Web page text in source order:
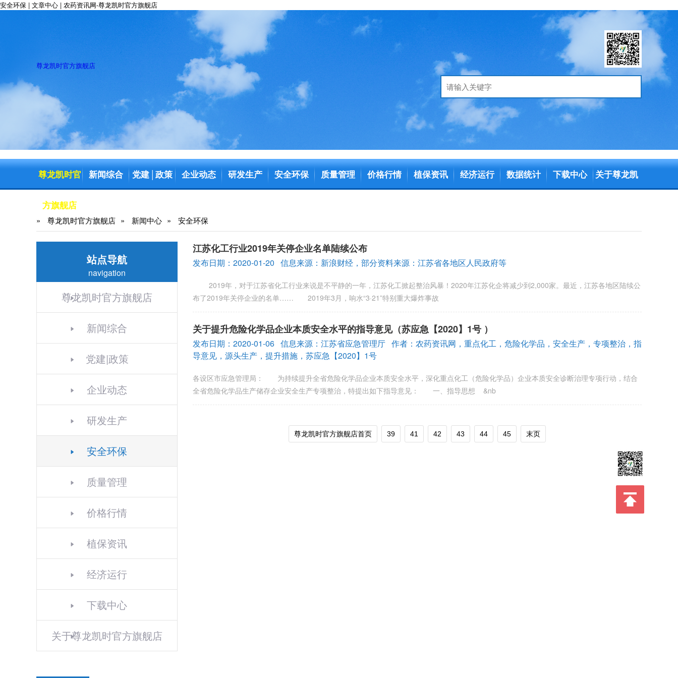
安全环保 | 文章中心 | 农药资讯网-尊龙凯时官方旗舰店
尊龙凯时官方旗舰店
尊龙凯时官
方旗舰店
新闻综合 党建 政策 企业动态 研发生产 安全环保 质量管理 价格行情 植保资讯 经济运行 数据统计 下载中心 关于尊龙凯
店
» 尊龙凯时官方旗舰店 » 新闻中心 » 安全环保
站点导航
navigation
尊龙凯时官方旗舰店
新闻综合
党建|政策
企业动态
研发生产
安全环保
质量管理
价格行情
植保资讯
经济运行
下载中心
关于尊龙凯时官方旗舰店
江苏化工行业2019年关停企业名单陆续公布
发布日期：2020-01-20 信息来源：新浪财经，部分资料来源：江苏省各地区人民政府等
2019年，对于江苏省化工行业来说是不平静的一年，江苏化工掀起整治风暴！2020年江苏化企将减少到2,000家。最近，江苏各地区陆续公
布了2019年关停企业的名单…… 2019年3月，响水“3·21”特别重大爆炸事故
关于提升危险化学品企业本质安全水平的指导意见（苏应急【2020】1号 ）
发布日期：2020-01-06 信息来源：江苏省应急管理厅 作者：农药资讯网，重点化工，危险化学品，安全生产，专项整治，指
导意见，源头生产，提升措施，苏应急【2020】1号
各设区市应急管理局： 为持续提升全省危险化学品企业本质安全水平，深化重点化工（危险化学品）企业本质安全诊断治理专项行动，结合
全省危险化学品生产储存企业安全生产专项整治，特提出如下指导意见： 一、指导思想 &nb
尊龙凯时官方旗舰店首页 39 41 42 43 44 45 末页